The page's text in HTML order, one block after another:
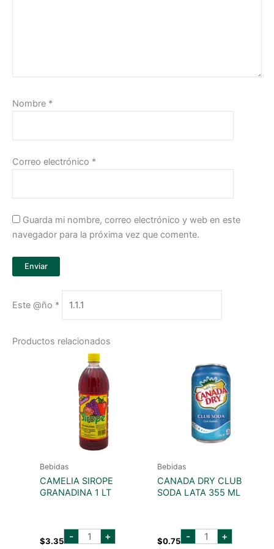
Nombre *
Correo electrónico *
Guarda mi nombre, correo electrónico y web en este
navegador para la próxima vez que comente.
Este @ño *
Productos relacionados
Bebidas
CAMELIA SIROPE
GRANADINA 1 LT
$3.35 - camelia
sirope+
Bebidas
CANADA DRY CLUB
SODA LATA 355 ML
$0.75 - CANADA
DRY +